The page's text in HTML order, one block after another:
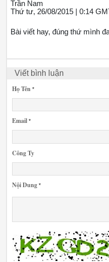
Trần Nam
Thứ tư, 26/08/2015 | 0:14
Bài viết hay, đúng thứ mình
Viết bình luận
Họ Tên *
Email *
Công Ty
Nội Dung *